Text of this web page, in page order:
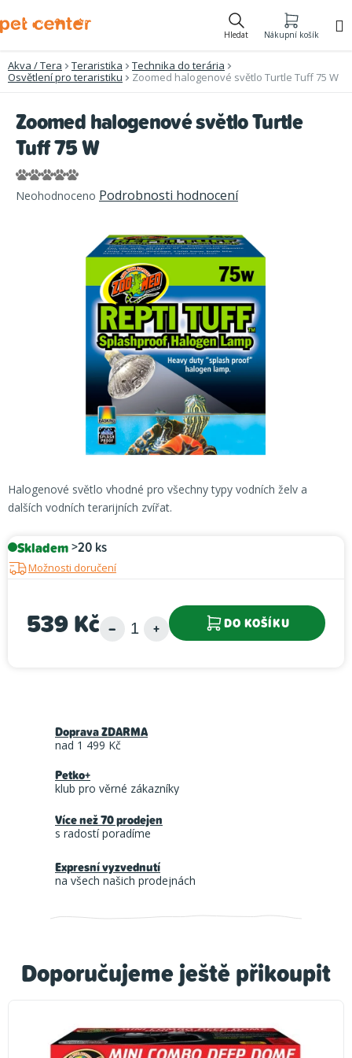
na
Hledat Nákupní košík
Akva / Tera Teraristika
Technika do terária
Osvětlení pro teraristiku
Zoomed halogenové světlo Turtle Tuff 75 W
Halogenové světlo vhodné pro všechny typy vodních želv a
dalších vodních terarijních zvířat.
Skladem>20 ks
Možnosti doručení
539 Kč DO KOŠÍKU
Zoomed halogenové světlo Turtle
Tuff 75 W
Průměrné
hodnocení
Neohodnoceno Podrobnosti hodnocení
Doporučujeme ještě přikoupit
Doprava ZDARMA
nad 1 499 Kč
Petko+
klub pro věrné zákazníky
Více než 70 prodejen
s radostí poradíme
Expresní vyzvednutí
na všech našich prodejnách